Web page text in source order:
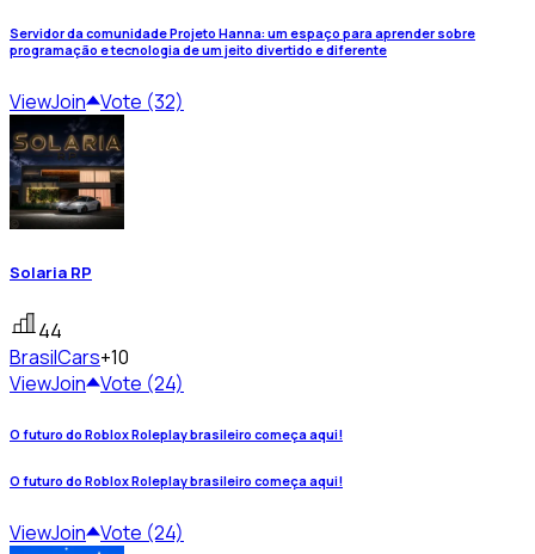
Servidor da comunidade Projeto Hanna: um espaço para aprender sobre
programação e tecnologia de um jeito divertido e diferente
ViewJoin Vote (32)
Solaria RP
44
BrasilCars+10
ViewJoin Vote (24)
O futuro do Roblox Roleplay brasileiro começa aqui!
O futuro do Roblox Roleplay brasileiro começa aqui!
ViewJoin Vote (24)